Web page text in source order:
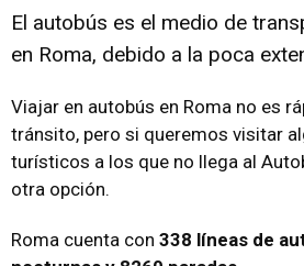
El autobús es el medio de
en Roma, debido a la poca
Viajar en autobús en Roma no es
tránsito, pero si queremos visitar
turísticos a los que no llega al
otra opción.
Roma cuenta con 338 líneas de